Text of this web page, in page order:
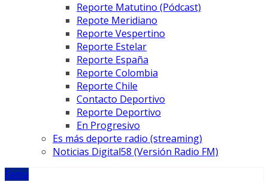
Reporte Matutino (Pódcast)
Repote Meridiano
Reporte Vespertino
Reporte Estelar
Reporte España
Reporte Colombia
Reporte Chile
Contacto Deportivo
Reporte Deportivo
En Progresivo
Es más deporte radio (streaming)
Noticias Digital58 (Versión Radio FM)
Fama